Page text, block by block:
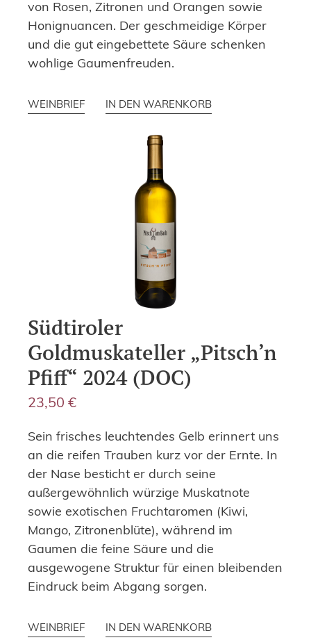
von Rosen, Zitronen und Orangen sowie
Honignuancen. Der geschmeidige Körper
und die gut eingebettete Säure schenken
wohlige Gaumenfreuden.
WEINBRIEF IN DEN WARENKORB
Südtiroler
Goldmuskateller „Pitsch’n
Pfiff“ 2024 (DOC)
23,50 €
Sein frisches leuchtendes Gelb erinnert uns
an die reifen Trauben kurz vor der Ernte. In
der Nase besticht er durch seine
außergewöhnlich würzige Muskatnote
sowie exotischen Fruchtaromen (Kiwi,
Mango, Zitronenblüte), während im
Gaumen die feine Säure und die
ausgewogene Struktur für einen bleibenden
Eindruck beim Abgang sorgen.
WEINBRIEF IN DEN WARENKORB